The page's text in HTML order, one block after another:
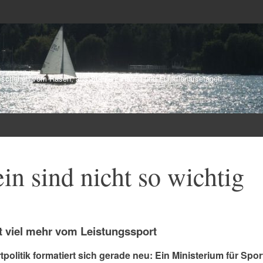
vom Rasen, aus Stadien, Hallen und Funktionärsetagen
sind nicht so wichtig
viel mehr vom Leistungssport
formatiert sich gerade neu: Ein Ministerium für